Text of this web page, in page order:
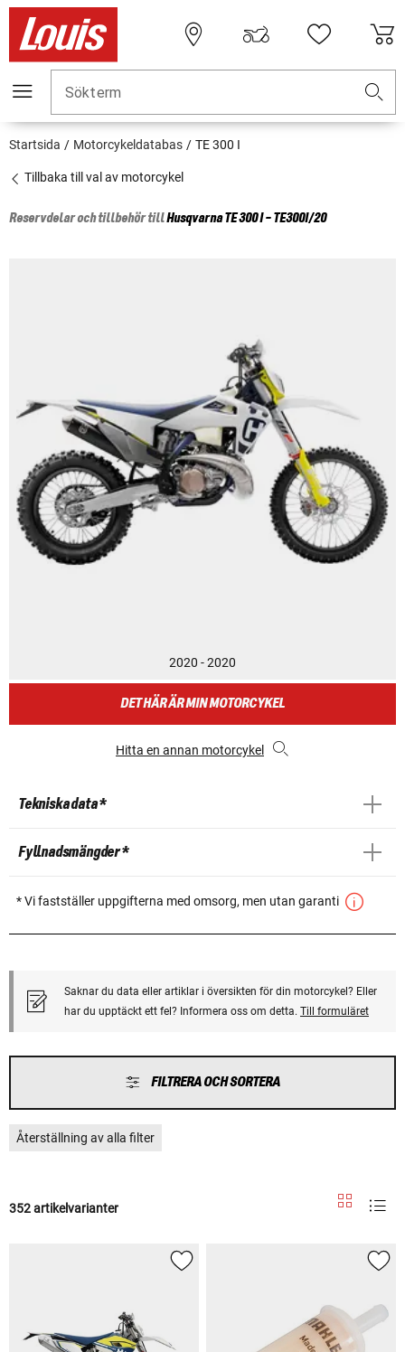
Sökterm
Startsida Motorcykeldatabas TE 300 I
Tillbaka till val av motorcykel
Reservdelar och tillbehör tillHusqvarnaTE 300 I - TE300I/20
2020 - 2020
DET HÄR ÄR MIN MOTORCYKEL
Hitta en annan motorcykel
Tekniska data *
Fyllnadsmängder *
* Vi fastställer uppgifterna med omsorg, men utan garanti
Saknar du data eller artiklar i översikten för din motorcykel? Eller
har du upptäckt ett fel? Informera oss om detta. Till formuläret
FILTRERA OCH SORTERA
Återställning av alla filter
352 artikelvarianter